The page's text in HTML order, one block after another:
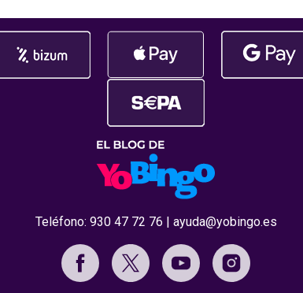
Teléfono: 930 47 72 76 | ayuda@yobingo.es